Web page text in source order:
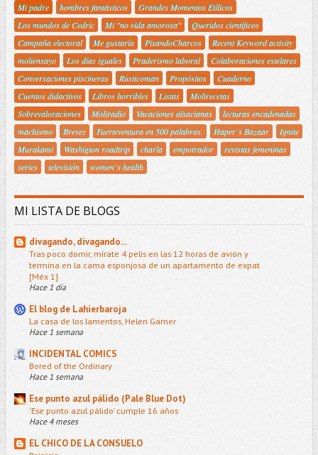
Mi padre
hombres fantásticos
Grandes Momentos Etílicos
Los mundos de Cedric
Mi "no vida amorosa"
Queridos científicos
Campaña electoral
Me gustaría PisandoCharcos
Recent Keyword activity
moliensayo
Los días iguales Praderismo laboral
Colaboraciones estelares
Conversaciones piscineras
Rústicoman Propósitos
Cuaderno
Cuentos didactivos
Libros horribles Listas
Molirecetas
Sobrevaloraciones
Moliradio Vacaciones alsacianas
lecturas encadenadas
machismo
Breves Fuerteventura en 500 palabras. Haper´s Bazaar
Ignite
Murakami
Washigton roadtrip charla empotrador
revistas femeninas
series
televisión women´s health
MI LISTA DE BLOGS
divagando, divagando...
Tras poco domir, mírate 4 pelis en las 12 horas de avión y
termina en la cama esponjosa de un apartamento de expat
[Méx 1]
Hace 1 día
El blog de Lahierbaroja
La casa de los lamentos, Helen Garner
Hace 1 semana
INCIDENTAL COMICS
Bored of the Ordinary
Hace 1 semana
Ese punto azul pálido (Pale Blue Dot)
'Ese punto azul pálido' cumple 16 años
Hace 4 meses
EL CHICO DE LA CONSUELO